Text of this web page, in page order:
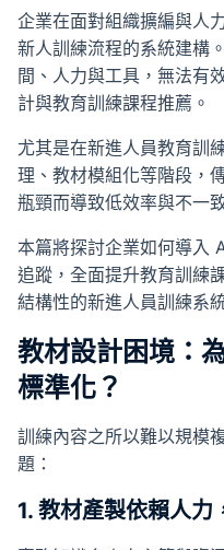
企業在面對組織擴編與人
新人訓練流程的系統建構
間、人力與工具，無法有
計與教育訓練課程推薦。
尤其是在新進人員教育訓
理、教材模組化等階段，
瓶頸而導致低效率與不一
本篇將探討企業如何導入
追蹤，全面提升教育訓練
結構性的新進人員訓練系
教材設計困境：
標準化？
訓練內容之所以難以規模
題：
1. 教材產製依賴人